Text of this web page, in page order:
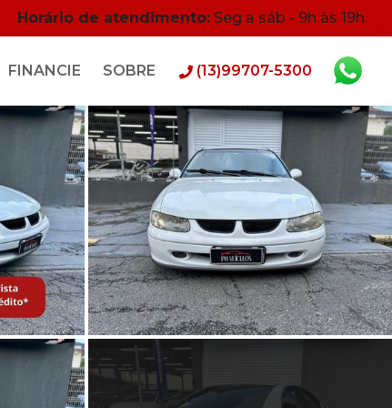
Horário de atendimento: Seg a sáb - 9h às 19h
FINANCIE SOBRE (13)99707-5300